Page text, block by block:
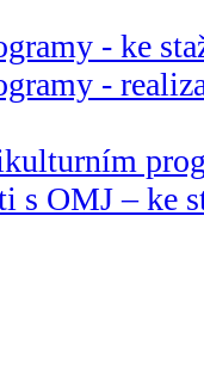
- ke
-
s OMJ – ke